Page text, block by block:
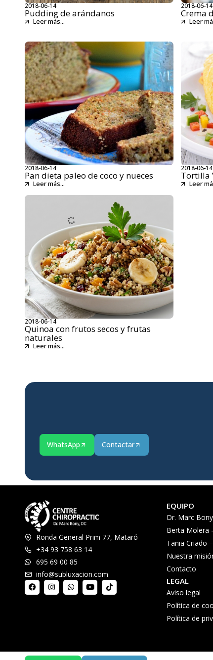
2018-06-14
Pudding de arándanos
Leer más...
2018-06-14
Crema
Leer
2018-06-14
Pan dieta paleo de coco y nueces
Leer más...
2018-06-14
Tortilla
Leer
2018-06-14
Quinoa con frutos secos y frutas
naturales
Leer más...
WhatsApp Contactar
Ronda General Prim 77, Mataró
+34 93 758 63 14
695 69 00 85
info@subluxacion.com
EQUIPO
Dr. Marc Bony
Berta Molera
Tania Criado
Nuestra
Contacto
LEGAL
Aviso legal
Política de
Política de